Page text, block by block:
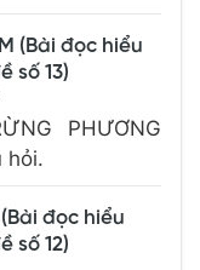
(Bài đọc hiểu
số 13)
PHƯƠNG
hỏi.
đọc hiểu
số 12)